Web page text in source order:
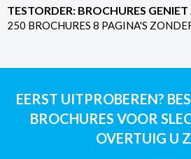
TESTORDER: BROCHURES
250 BROCHURES 8 PAGINA'S
EERST UITPROBEREN?
BROCHURES VOOR
OVERTUIG U